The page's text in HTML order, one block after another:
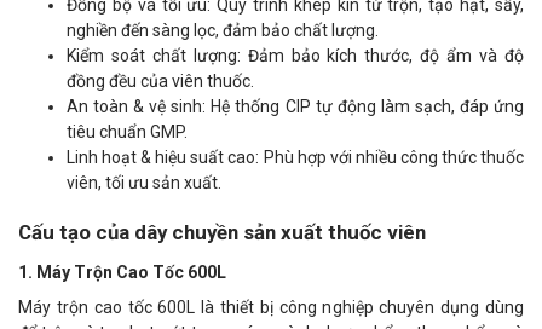
Đồng bộ và tối ưu: Quy trình khép kín từ trộn, tạo hạt, sấy,
nghiền đến sàng lọc, đảm bảo chất lượng.
Kiểm soát chất lượng: Đảm bảo kích thước, độ ẩm và độ
đồng đều của viên thuốc.
An toàn & vệ sinh: Hệ thống CIP tự động làm sạch, đáp ứng
tiêu chuẩn GMP.
Linh hoạt & hiệu suất cao: Phù hợp với nhiều công thức thuốc
viên, tối ưu sản xuất.
Cấu tạo của dây chuyền sản xuất thuốc viên
1. Máy Trộn Cao Tốc 600L
Máy trộn cao tốc 600L là thiết bị công nghiệp chuyên dụng dùng